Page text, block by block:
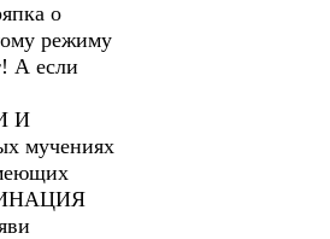
о
режиму
А если
И
мучениях